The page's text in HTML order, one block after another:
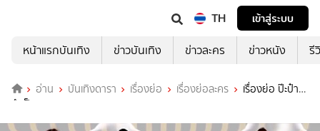
TH
เข้าสู่ระบบ
หน้าแรกบันเทิง
ข่าวบันเทิง ข่าวละคร ข่าวหนัง รี
อ่าน บันเทิงดารา เรื่องย่อ เรื่องย่อละคร
เรื่องย่อ ป๊ะป๋า
จำเป็น